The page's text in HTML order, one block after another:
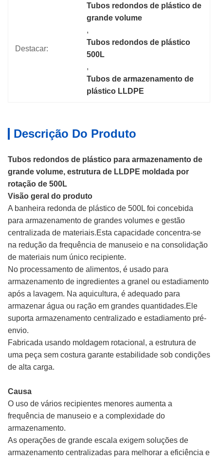
Destacar:
Tubos redondos de plástico de
grande volume
,
Tubos redondos de plástico
500L
,
Tubos de armazenamento de
plástico LLDPE
Descrição Do Produto
Tubos redondos de plástico para armazenamento de
grande volume, estrutura de LLDPE moldada por
rotação de 500L
Visão geral do produto
A banheira redonda de plástico de 500L foi concebida
para armazenamento de grandes volumes e gestão
centralizada de materiais.Esta capacidade concentra-se
na redução da frequência de manuseio e na consolidação
de materiais num único recipiente.
No processamento de alimentos, é usado para
armazenamento de ingredientes a granel ou estadiamento
após a lavagem. Na aquicultura, é adequado para
armazenar água ou ração em grandes quantidades.Ele
suporta armazenamento centralizado e estadiamento pré-
envio.
Fabricada usando moldagem rotacional, a estrutura de
uma peça sem costura garante estabilidade sob condições
de alta carga.
Causa
O uso de vários recipientes menores aumenta a
frequência de manuseio e a complexidade do
armazenamento.
As operações de grande escala exigem soluções de
armazenamento centralizadas para melhorar a eficiência e